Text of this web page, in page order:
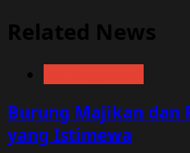
Related News
Burung Majikan dan
yang Istimewa